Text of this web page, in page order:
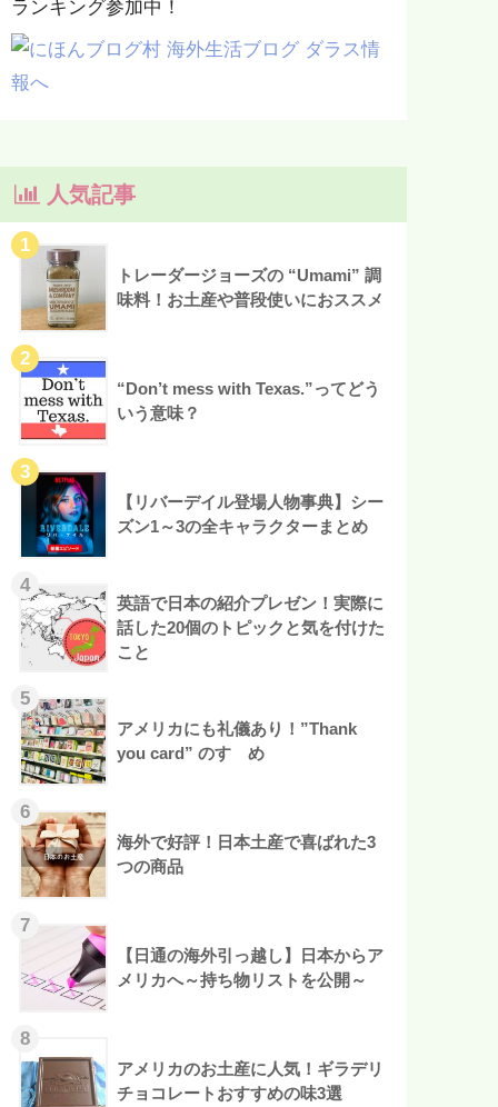
ランキング参加中！
人気記事
トレーダージョーズの “Umami” 調
味料！お土産や普段使いにおススメ
“Don’t mess with Texas.”ってどう
いう意味？
【リバーデイル登場人物事典】シー
ズン1～3の全キャラクターまとめ
英語で日本の紹介プレゼン！実際に
話した20個のトピックと気を付けた
こと
アメリカにも礼儀あり！”Thank
you card” のすゝめ
海外で好評！日本土産で喜ばれた3
つの商品
【日通の海外引っ越し】日本からア
メリカへ～持ち物リストを公開～
アメリカのお土産に人気！ギラデリ
チョコレートおすすめの味3選